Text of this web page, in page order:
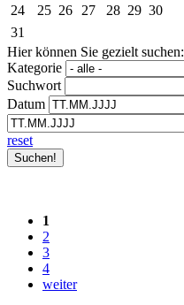
24
25 26 27 28 29 30
31
Hier können Sie gezielt suchen:
Kategorie
Suchwort
Datum
reset
1
2
3
4
weiter